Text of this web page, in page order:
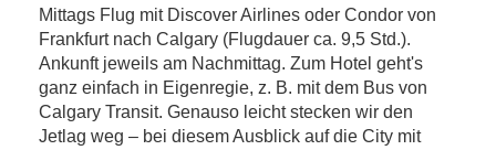
Mittags Flug mit Discover Airlines oder Condor von
Frankfurt nach Calgary (Flugdauer ca. 9,5 Std.).
Ankunft jeweils am Nachmittag. Zum Hotel geht's
ganz einfach in Eigenregie, z. B. mit dem Bus von
Calgary Transit. Genauso leicht stecken wir den
Jetlag weg – bei diesem Ausblick auf die City mit